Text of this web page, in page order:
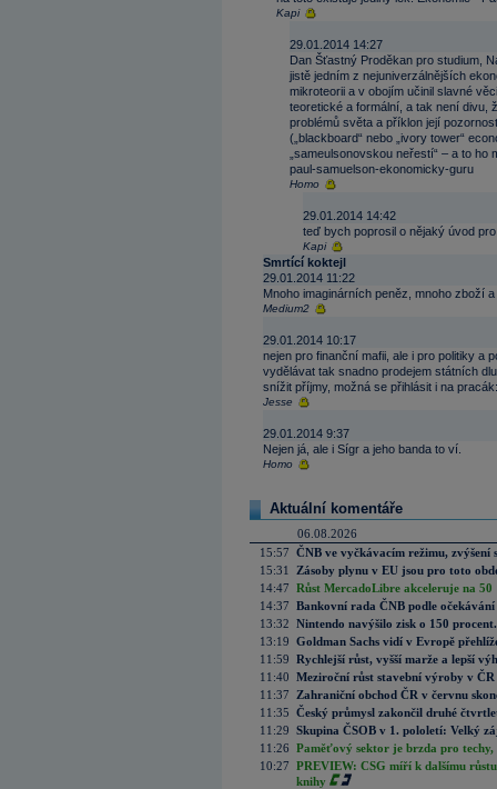
Kapi
29.01.2014 14:27
Dan Šťastný Proděkan pro studium,
jistě jedním z nejuniverzálnějších
mikroteorii a v obojím učinil slavné
teoretické a formální, a tak není divu,
problémů světa a příklon její
(„blackboard“ nebo „ivory tower“
„sameulsonovskou neřestí“ – a to
paul-samuelson-ekonomicky-guru
Homo
29.01.2014 14:42
teď bych poprosil o nějaký úvod
Kapi
Smrtící koktejl
29.01.2014 11:22
Mnoho imaginárních peněz, mnoho zboží
Medium2
29.01.2014 10:17
nejen pro finanční mafii, ale i pro politiky a
vydělávat tak snadno prodejem státních
snížit příjmy, možná se přihlásit i na
Jesse
29.01.2014 9:37
Nejen já, ale i Sígr a jeho banda to ví.
Homo
Aktuální komentáře
06.08.2026
15:57 ČNB ve vyčkávacím režimu, zvýšení
15:31
Zásoby plynu v EU jsou pro toto
14:47 Růst MercadoLibre akceleruje na
14:37 Bankovní rada ČNB podle
13:32 Nintendo navýšilo zisk o 150
13:19 Goldman Sachs vidí v Evropě
11:59 Rychlejší růst, vyšší marže a lepší
11:40 Meziroční růst stavební výroby v
11:37
Zahraniční obchod ČR v červnu
11:35 Český průmysl zakončil druhé
11:29 Skupina ČSOB v 1. pololetí: Velký
11:26 Paměťový sektor je brzda pro techy,
10:27 PREVIEW: CSG míří k dalšímu
knihy